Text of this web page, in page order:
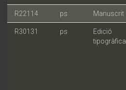
R22114 ps Manuscrit
R30131 ps
Edició
tipogràfica